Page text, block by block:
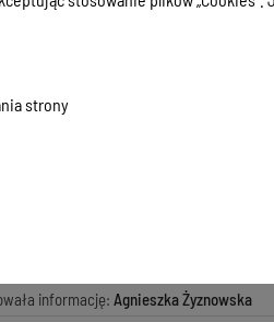
o ochronie danych osobowych osób
KB
informację: Agnieszka Żyznowska
strony